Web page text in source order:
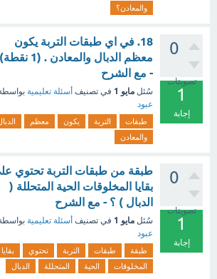
والمعادن؟
0
تصويتات
1
إجابة
18. في اي طبقات التربة يكون
معظم الدبال والمعادن .
- مع الشرح
سُئل مايو 1 في تصنيف أسئلة تعليمية
عبود
طبقات التربة يكون معظم
والمعادن
0
تصويتات
1
إجابة
طبقة من طبقات التربة تحتوي
بقايا المخلوقات الحية المتحللة (
الدبال ) ؟ - مع الشرح
سُئل مايو 1 في تصنيف أسئلة تعليمية
عبود
طبقة طبقات التربة تحتوي
بقايا
المخلوقات
الحية المتحللة الدبال